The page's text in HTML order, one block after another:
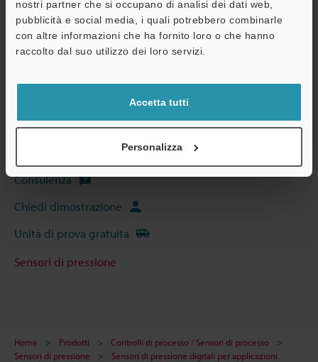
nostri partner che si occupano di analisi dei dati web,
pubblicità e social media, i quali potrebbero combinarle
con altre informazioni che ha fornito loro o che hanno
raccolto dal suo utilizzo dei loro servizi.
Accetta tutti
Personalizza
Guide tecniche
Manuali
Consulenza
Chiedi dimostrazione
Unità di prova gratuita
Sensori di pressione
Home Prodotti
Controlli di processo / Sensori di processo
Sensori di pressione
Sensori di pressione digitali per applicazioni